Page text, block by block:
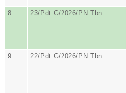
8 23/Pdt.G/2026/PN Tbn
9 22/Pdt.G/2026/PN Tbn